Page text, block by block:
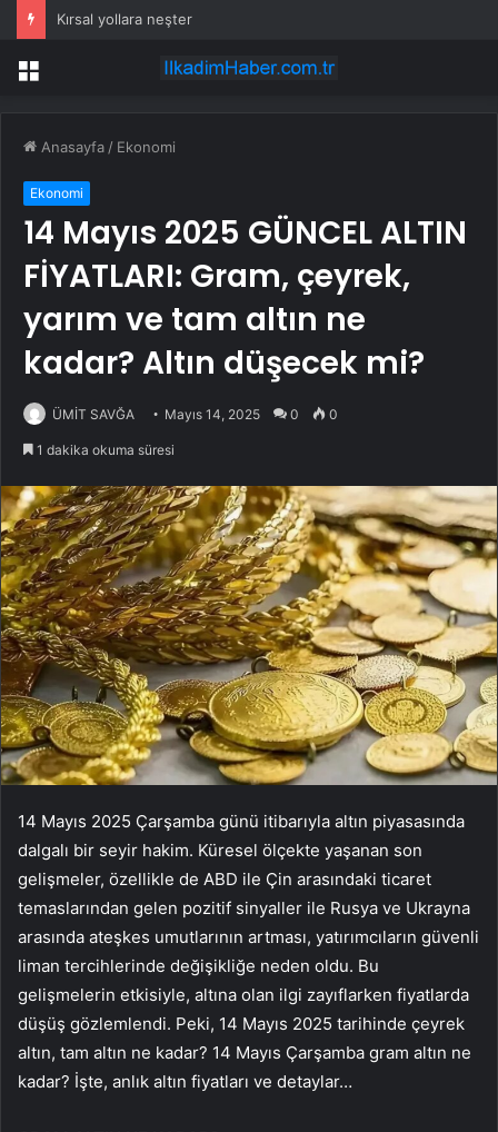
Kırsal yollara neşter
Menü
Anasayfa / Ekonomi
Ekonomi
14 Mayıs 2025 GÜNCEL ALTIN
FİYATLARI: Gram, çeyrek,
yarım ve tam altın ne
kadar? Altın düşecek mi?
ÜMİT SAVĞA Mayıs 14, 2025 0 0
1 dakika okuma süresi
14 Mayıs 2025 Çarşamba günü itibarıyla altın piyasasında
dalgalı bir seyir hakim. Küresel ölçekte yaşanan son
gelişmeler, özellikle de ABD ile Çin arasındaki ticaret
temaslarından gelen pozitif sinyaller ile Rusya ve Ukrayna
arasında ateşkes umutlarının artması, yatırımcıların güvenli
liman tercihlerinde değişikliğe neden oldu. Bu
gelişmelerin etkisiyle, altına olan ilgi zayıflarken fiyatlarda
düşüş gözlemlendi. Peki, 14 Mayıs 2025 tarihinde çeyrek
altın, tam altın ne kadar? 14 Mayıs Çarşamba gram altın ne
kadar? İşte, anlık altın fiyatları ve detaylar…